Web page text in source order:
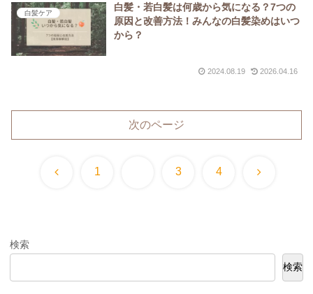
白髪ケア
白髪・若白髪は何歳から気になる？7つの
原因と改善方法！みんなの白髪染めはいつ
から？
2024.08.19 2026.04.16
次のページ
前 1 3 4 次
検索
検索